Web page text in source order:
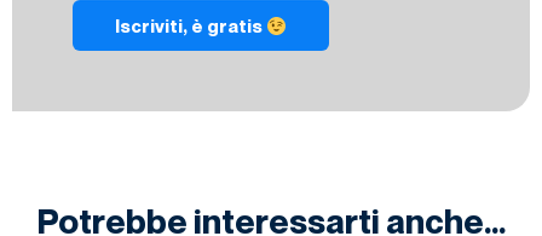
Iscriviti, è gratis
Potrebbe interessarti anche...